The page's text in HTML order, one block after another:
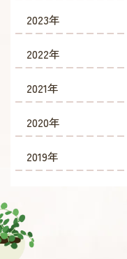
2026年 5月
2026年 2月
2026年 1月
2025年 11月
2025年 10月
2025年 8月
2025年 7月
2025年 6月
2024年 12月
2024年 10月
2024年 7月
2024年 5月
2024年 3月
2024年 1月
2023年
2023年 12月
2023年 11月
2023年 10月
2023年 8月
2023年 6月
2022年
2022年 12月
2022年 11月
2022年 10月
2022年 6月
2021年
2021年 12月
2021年 11月
2021年 8月
2020年
2020年 12月
2020年 9月
2019年
2019年 9月